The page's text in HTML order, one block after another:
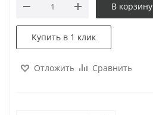
В корзину
Купить в 1 клик
Отложить Сравнить